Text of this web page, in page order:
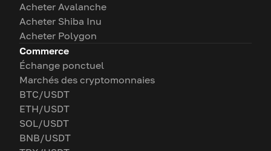
Acheter Avalanche
Acheter Shiba Inu
Acheter Polygon
Commerce
Échange ponctuel
Marchés des cryptomonnaies
BTC/USDT
ETH/USDT
SOL/USDT
BNB/USDT